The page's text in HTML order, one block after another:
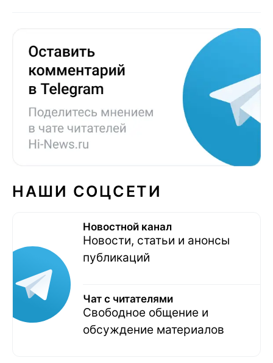
НАШИ СОЦСЕТИ
Новостной канал
Новости, статьи и анонсы
публикаций
Чат с читателями
Свободное общение и
обсуждение материалов